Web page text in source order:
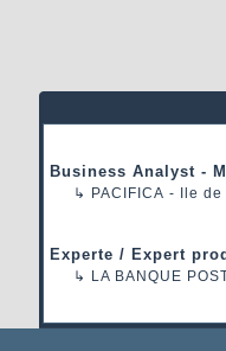
Business Analyst -
↳ PACIFICA - Ile de
Experte / Expert
↳ LA BANQUE